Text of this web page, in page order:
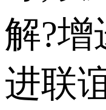
解?增
进联